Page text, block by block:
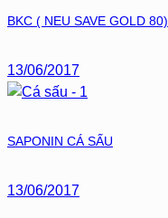
BKC ( NEU SAVE GOLD 80)
13/06/2017
SAPONIN CÁ SẤU
13/06/2017